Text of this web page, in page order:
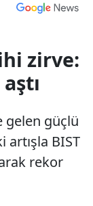
zirve:
gelen güçlü
artışla BIST
rekor